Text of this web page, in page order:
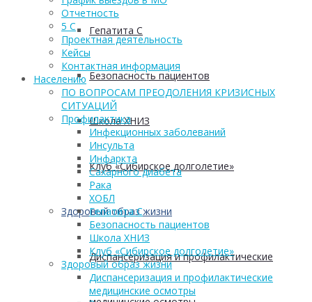
Гепатита С
Безопасность пациентов
Школа ХНИЗ
Клуб «Сибирское долголетие»
Здоровый образ жизни
Диспансеризация и профилактические
Отчетность
5 С
Проектная деятельность
Кейсы
Контактная информация
Населению
ПО ВОПРОСАМ ПРЕОДОЛЕНИЯ КРИЗИСНЫХ
СИТУАЦИЙ
Профилактика
Инфекционных заболеваний
Инсульта
Инфаркта
Сахарного диабета
Рака
ХОБЛ
Гепатита С
Безопасность пациентов
Школа ХНИЗ
Клуб «Сибирское долголетие»
Здоровый образ жизни
Диспансеризация и профилактические
медицинские осмотры